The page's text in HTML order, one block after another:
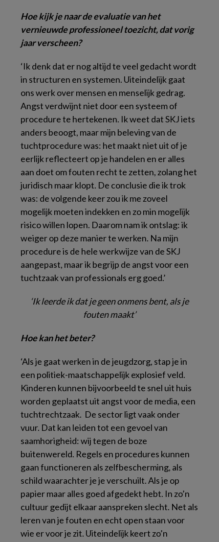
Hoe kijk je naar de evaluatie van het
vernieuwde professioneel toezicht, dat vorig
jaar verscheen?
‘Ik denk dat er nog altijd te veel gedacht wordt
in structuren en systemen. Uiteindelijk gaat
ons werk over mensen en menselijk gedrag.
Angst verdwijnt niet door een systeem of
procedure te hertekenen. Ik weet dat SKJ iets
anders beoogt, maar mijn beleving van de
tuchtprocedure was: het maakt niet uit of je
eerlijk reflecteert op je handelen en er alles
aan doet om fouten recht te zetten, zolang het
juridisch maar klopt. De conclusie die ik trok
was: de volgende keer zou ik me zoveel
mogelijk moeten indekken en zo min mogelijk
risico willen lopen. Daarom nam ik ontslag: ik
weiger op deze manier te werken. Na mijn
procedure is de hele werkwijze van de SKJ
aangepast, maar ik begrijp de angst voor een
tuchtzaak van professionals erg goed.’
‘Ik leerde ik dat je geen onmens bent, als je
fouten maakt’
Hoe kan het beter?
‘Als je gaat werken in de jeugdzorg, stap je in
een politiek-maatschappelijk explosief veld.
Kinderen kunnen bijvoorbeeld te snel uit huis
worden geplaatst uit angst voor de media, een
tuchtrechtzaak. De sector ligt vaak onder
vuur. Dat kan leiden tot een gevoel van
saamhorigheid: wij tegen de boze
buitenwereld. Regels en procedures kunnen
gaan functioneren als zelfbescherming, als
schild waarachter je je verschuilt. Als je op
papier maar alles goed afgedekt hebt. In zo’n
cultuur gedijt elkaar aanspreken slecht. Net als
leren van je fouten en echt open staan voor
wie er voor je zit. Uiteindelijk keert zo’n